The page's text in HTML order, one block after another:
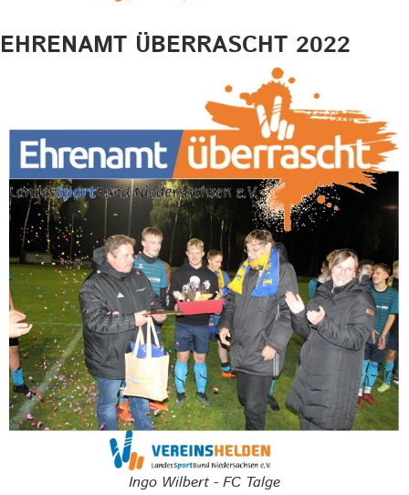
EHRENAMT ÜBERRASCHT 2022
Ingo Wilbert - FC Talge